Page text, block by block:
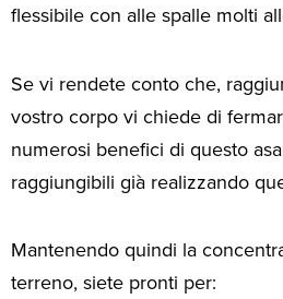
flessibile con alle spalle molti
Se vi rendete conto che,
vostro corpo vi chiede di
numerosi benefici di questo
raggiungibili già realizzando
Mantenendo quindi la
terreno, siete pronti per: